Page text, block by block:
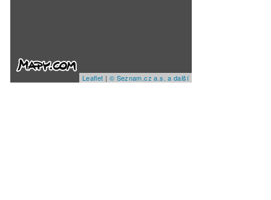
Leaflet | © Seznam.cz a.s. a další